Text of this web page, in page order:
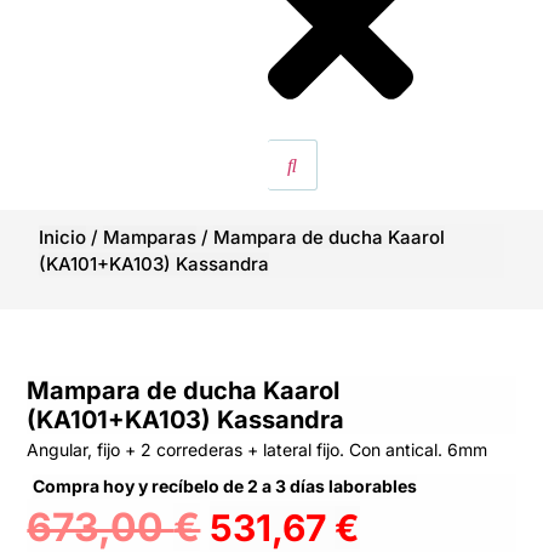
Inicio / Mamparas / Mampara de ducha Kaarol
(KA101+KA103) Kassandra
Mampara de ducha Kaarol
(KA101+KA103) Kassandra
Angular, fijo + 2 correderas + lateral fijo. Con antical. 6mm
Compra hoy y recíbelo de 2 a 3 días laborables
673,00€ 531,67 €